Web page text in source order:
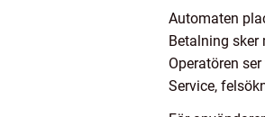
Automaten
Betalning sker
Operatören
Service,